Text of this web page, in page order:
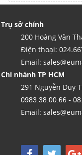
Trụ sở chính
200 Hoàng Văn
Điện thoại:
Email:
Chi nhánh TP HCM
291 Nguyễn Duy
0983.38.00.66 -
Email: